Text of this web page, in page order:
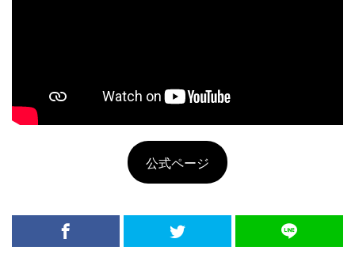
公式ページ